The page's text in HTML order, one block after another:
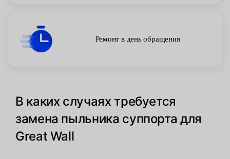
Ремонт в день обращения
В каких случаях требуется
замена пыльника суппорта для
Great Wall